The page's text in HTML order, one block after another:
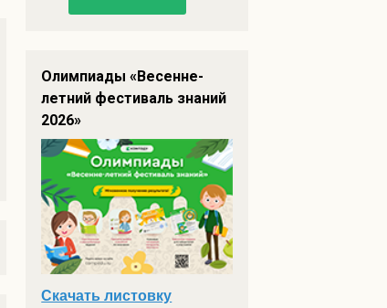
Олимпиады «Весенне-
летний фестиваль знаний
2026»
Скачать листовку